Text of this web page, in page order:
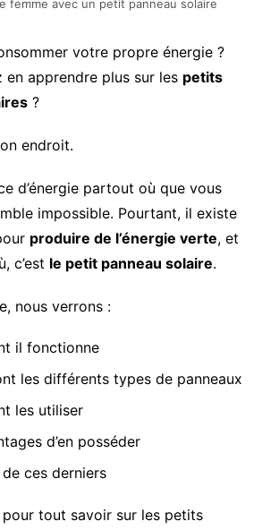
femme avec un petit panneau solaire
votre propre énergie ?
en apprendre plus sur les petits
?
endroit.
d’énergie partout où que vous
impossible. Pourtant, il existe
produire de l’énergie verte, et
c’est le petit panneau solaire.
nous verrons :
il fonctionne
les différents types de panneaux
les utiliser
d’en posséder
ces derniers
tout savoir sur les petits